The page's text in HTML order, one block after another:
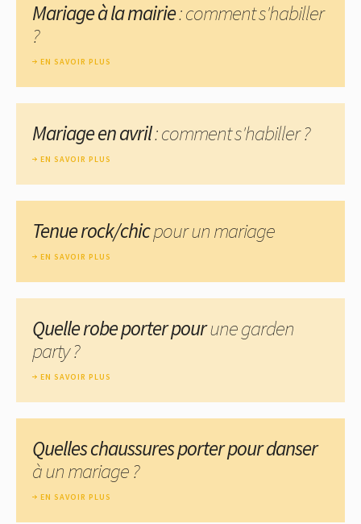
Mariage à la mairie: comment s'habiller
?
EN SAVOIR PLUS
Mariage en avril: comment s'habiller ?
EN SAVOIR PLUS
Tenue rock/chicpour un mariage
EN SAVOIR PLUS
Quelle robe porter pourune garden
party ?
EN SAVOIR PLUS
Quelles chaussures porter pour danser
à un mariage ?
EN SAVOIR PLUS